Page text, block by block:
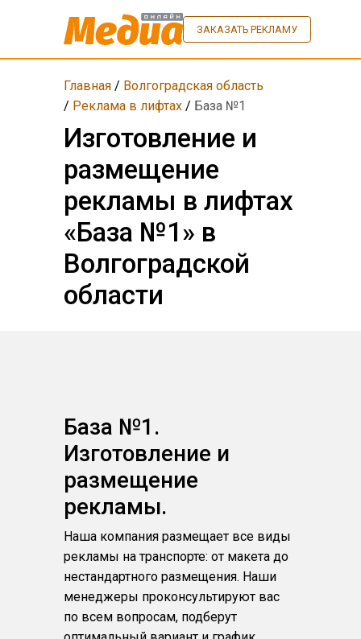
ЗАКАЗАТЬ РЕКЛАМУ
Главная / Волгоградская область
/ Реклама в лифтах / База №1
Изготовление и
размещение
рекламы в лифтах
«База №1» в
Волгоградской
области
База №1.
Изготовление и
размещение
рекламы.
Наша компания размещает все виды
рекламы на транспорте: от макета до
нестандартного размещения. Наши
менеджеры проконсультируют вас
по всем вопросам, подберут